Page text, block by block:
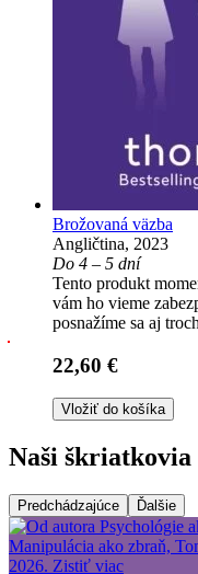
Brožovaná väzba
Angličtina, 2023
Do 4 – 5 dní
Tento produkt
vám ho vieme
posnažíme sa aj
22,60 €
Vložiť do košíka
Naši
Predchádzajúce Ďalšie